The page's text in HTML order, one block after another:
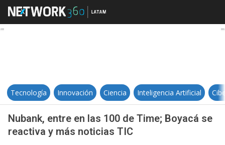
Nubank, entre en las 100 de
Tecnología Innovación Ciencia Inteligencia Artificial
Nubank, entre en las 100 de Time; Boyacá se
reactiva y más noticias TIC